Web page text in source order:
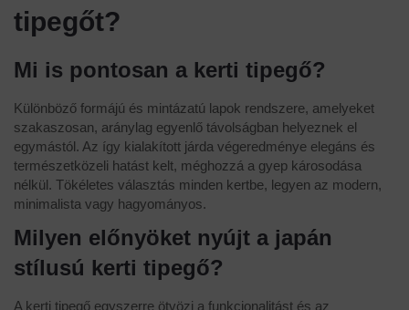
tipegőt?
Mi is pontosan a kerti tipegő?
Különböző formájú és mintázatú lapok rendszere, amelyeket
szakaszosan, aránylag egyenlő távolságban helyeznek el
egymástól. Az így kialakított járda végeredménye elegáns és
természetközeli hatást kelt, méghozzá a gyep károsodása
nélkül. Tökéletes választás minden kertbe, legyen az modern,
minimalista vagy hagyományos.
Milyen előnyöket nyújt a japán
stílusú kerti tipegő?
A kerti tipegő egyszerre ötvözi a funkcionalitást és az